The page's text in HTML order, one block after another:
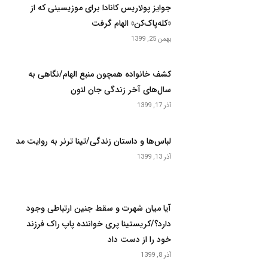
جوایز پولاریس کانادا برای موزیسینی که از
«کله‌پاک‌کن» الهام گرفت
بهمن 25, 1399
کشف خانواده همچون منبع الهام/نگاهی به
سال‌های آخر زندگی جان لنون
آذر 17, 1399
لباس‌ها و داستان زندگی/تینا ترنر به روایت مد
آذر 13, 1399
آیا میان شهرت و سقط جنین ارتباطی وجود
دارد؟/کریستینا پری خواننده پاپ راک فرزند
خود را از دست داد
آذر 8, 1399